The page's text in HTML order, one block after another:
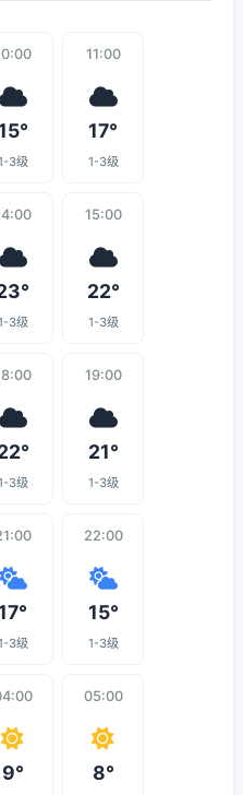
3级
11:00
17°
1-3级
3级
15:00
22°
1-3级
3级
19:00
21°
1-3级
3级
22:00
15°
1-3级
9°
05:00
8°